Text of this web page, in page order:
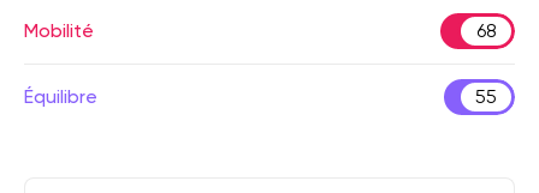
Mobilité 68
Équilibre 55